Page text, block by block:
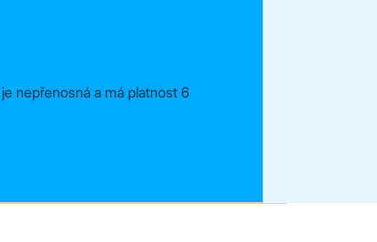
nepřenosná a má platnost 6